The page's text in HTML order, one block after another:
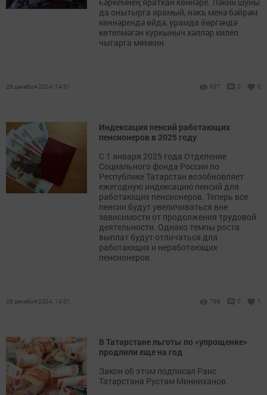
да онытырга ярамый, нәкъ менә бәйрәм
көннәрендә өйдә, урамда йөргәндә
көтелмәгән куркыныч хәлләр килеп
чыгарга мөмкин.
26 декабря 2024, 14:31 637 0 0
Индексация пенсий работающих
пенсионеров в 2025 году
С 1 января 2025 года Отделение
Социального фонда России по
Республике Татарстан возобновляет
ежегодную индексацию пенсий для
работающих пенсионеров. Теперь все
пенсии будут увеличиваться вне
зависимости от продолжения трудовой
деятельности. Однако темпы роста
выплат будут отличаться для
работающих и неработающих
пенсионеров.
26 декабря 2024, 14:01 786 0 1
В Татарстане льготы по «упрощенке»
продлили еще на год
Закон об этом подписал Раис
Татарстана Рустам Минниханов.